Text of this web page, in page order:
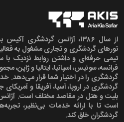
از سال ۱۳۸۶، آژانس گردشگری
تورهای گردشگری و تجاری مشغول به
تیمی حرفه‌ای و داشتن روابط نزدیک با
فرانسه، سوئیس، اسپانیا، ایتالیا و
گردشگری را در اختیار شما قرار می‌دهد.
گردشگری در اروپا، آسیا، آفریقا و
بلیت و هتل در مقاصد مختلف است.
است تا با ارائه خدمات بی‌نظیر،
گردشگران خلق کند.